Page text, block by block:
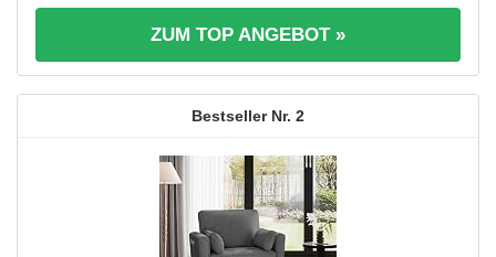
ZUM TOP ANGEBOT »
2